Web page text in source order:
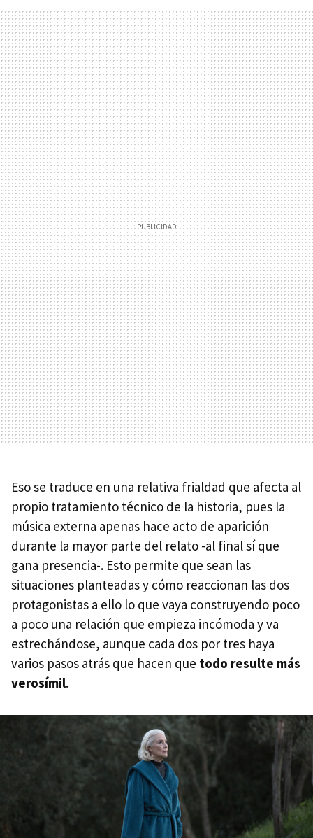
Eso se traduce en una relativa frialdad que afecta al
propio tratamiento técnico de la historia, pues la
música externa apenas hace acto de aparición
durante la mayor parte del relato -al final sí que
gana presencia-. Esto permite que sean las
situaciones planteadas y cómo reaccionan las dos
protagonistas a ello lo que vaya construyendo poco
a poco una relación que empieza incómoda y va
estrechándose, aunque cada dos por tres haya
varios pasos atrás que hacen que todo resulte más
verosímil.